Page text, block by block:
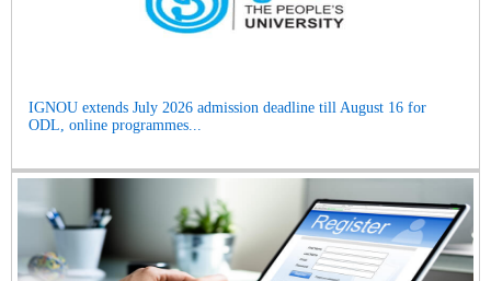
IGNOU extends July 2026 admission deadline till August 16 for
ODL, online programmes...